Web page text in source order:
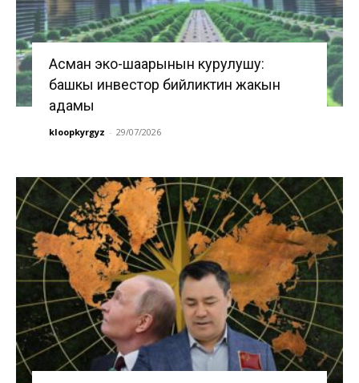
Асман эко-шаарынын курулушу:
башкы инвестор бийликтин жакын
адамы
kloopkyrgyz - 29/07/2026